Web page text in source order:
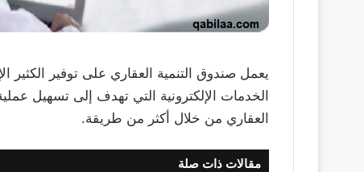
يعمل صندوق التنمية العقاري على توفير الكثير
الخدمات الإلكترونية التي تهدف إلى تسهيل
العقاري من خلال أكثر من طريقة.
مقالات ذات صلة